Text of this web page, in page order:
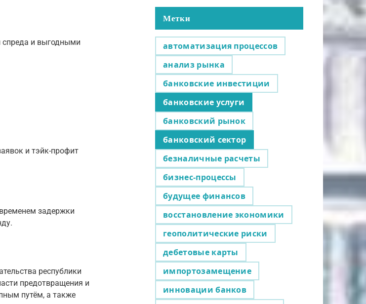
спреда и выгодными
и тэйк-профит
задержки
республики
предотвращения и
путём, а также
Метки
автоматизация процессов
анализ рынка
банковские инвестиции
банковские услуги
банковский рынок
банковский сектор
безналичные расчеты
бизнес-процессы
будущее финансов
восстановление экономики
геополитические риски
дебетовые карты
импортозамещение
инновации банков